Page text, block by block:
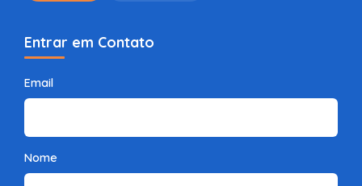
Entrar em Contato
Email
Nome